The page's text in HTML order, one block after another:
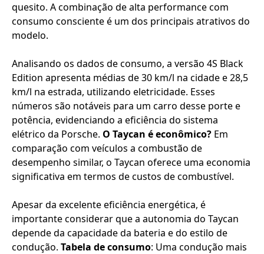
quesito. A combinação de alta performance com
consumo consciente é um dos principais atrativos do
modelo.
Analisando os dados de consumo, a versão 4S Black
Edition apresenta médias de 30 km/l na cidade e 28,5
km/l na estrada, utilizando eletricidade. Esses
números são notáveis para um carro desse porte e
potência, evidenciando a eficiência do sistema
elétrico da Porsche. O Taycan é econômico? Em
comparação com veículos a combustão de
desempenho similar, o Taycan oferece uma economia
significativa em termos de custos de combustível.
Apesar da excelente eficiência energética, é
importante considerar que a autonomia do Taycan
depende da capacidade da bateria e do estilo de
condução. Tabela de consumo: Uma condução mais